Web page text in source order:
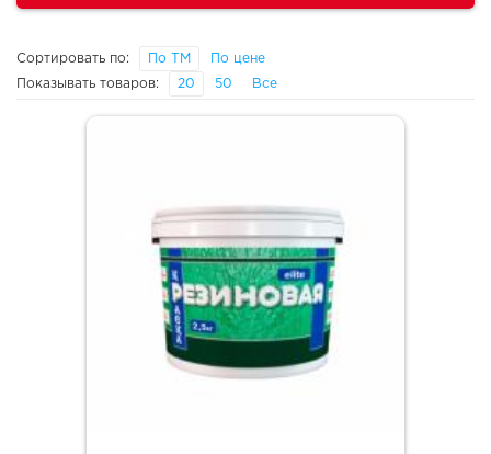
Сортировать по: По ТМ По цене
Показывать товаров: 20 50 Все